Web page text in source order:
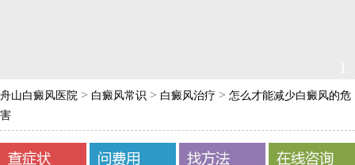
舟山白癜风医院 > 白癜风常识 > 白癜风治疗 > 怎么才能减少白癜风的危
害